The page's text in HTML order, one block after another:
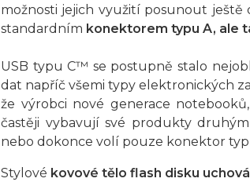
možnosti jejich využití posunout ještě
standardním konektorem typu A, ale
USB typu C™ se postupně stalo
dat napříč všemi typy elektronických
že výrobci nové generace
častěji vybavují své produkty
nebo dokonce volí pouze konektor
Stylové kovové tělo flash disku